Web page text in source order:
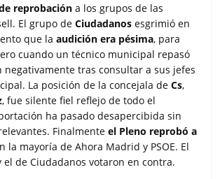
reprobación a los grupos de las
El grupo deCiudadanos esgrimió en
que laaudición era pésima, para
cuando un técnico municipal repasó
negativamente tras consultar a sus jefes
La posición de la concejala deCs,
, fue silente fiel reflejo de todo el
ha pasado desapercibida sin
Finalmenteel Pleno reprobó a
la mayoría de Ahora Madrid y PSOE. El
de Ciudadanos votaron en contra.